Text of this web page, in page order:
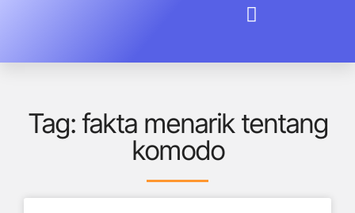
Tag: fakta menarik tentang
komodo